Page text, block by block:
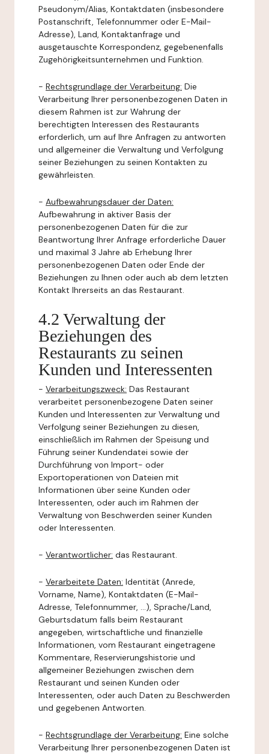
Pseudonym/Alias, Kontaktdaten (insbesondere
Postanschrift, Telefonnummer oder E-Mail-
Adresse), Land, Kontaktanfrage und
ausgetauschte Korrespondenz, gegebenenfalls
Zugehörigkeitsunternehmen und Funktion.
- Rechtsgrundlage der Verarbeitung: Die
Verarbeitung Ihrer personenbezogenen Daten in
diesem Rahmen ist zur Wahrung der
berechtigten Interessen des Restaurants
erforderlich, um auf Ihre Anfragen zu antworten
und allgemeiner die Verwaltung und Verfolgung
seiner Beziehungen zu seinen Kontakten zu
gewährleisten.
- Aufbewahrungsdauer der Daten:
Aufbewahrung in aktiver Basis der
personenbezogenen Daten für die zur
Beantwortung Ihrer Anfrage erforderliche Dauer
und maximal 3 Jahre ab Erhebung Ihrer
personenbezogenen Daten oder Ende der
Beziehungen zu Ihnen oder auch ab dem letzten
Kontakt Ihrerseits an das Restaurant.
4.2 Verwaltung der
Beziehungen des
Restaurants zu seinen
Kunden und Interessenten
- Verarbeitungszweck: Das Restaurant
verarbeitet personenbezogene Daten seiner
Kunden und Interessenten zur Verwaltung und
Verfolgung seiner Beziehungen zu diesen,
einschließlich im Rahmen der Speisung und
Führung seiner Kundendatei sowie der
Durchführung von Import- oder
Exportoperationen von Dateien mit
Informationen über seine Kunden oder
Interessenten, oder auch im Rahmen der
Verwaltung von Beschwerden seiner Kunden
oder Interessenten.
- Verantwortlicher: das Restaurant.
- Verarbeitete Daten: Identität (Anrede,
Vorname, Name), Kontaktdaten (E-Mail-
Adresse, Telefonnummer, ...), Sprache/Land,
Geburtsdatum falls beim Restaurant
angegeben, wirtschaftliche und finanzielle
Informationen, vom Restaurant eingetragene
Kommentare, Reservierungshistorie und
allgemeiner Beziehungen zwischen dem
Restaurant und seinen Kunden oder
Interessenten, oder auch Daten zu Beschwerden
und gegebenen Antworten.
- Rechtsgrundlage der Verarbeitung: Eine solche
Verarbeitung Ihrer personenbezogenen Daten ist